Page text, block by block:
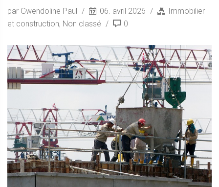
par Gwendoline Paul 06. avril 2026
Immobilier
et construction, Non classé 0